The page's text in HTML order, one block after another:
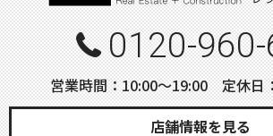
0120-
営業時間：10:00〜19:00 定休日
店舗情報を見る